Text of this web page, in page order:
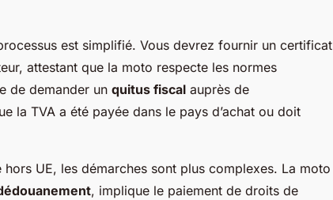
est simplifié. Vous devrez fournir un certificat
attestant que la moto respecte les normes
de demander un quitus fiscal auprès de
la TVA a été payée dans le pays d’achat ou doit
UE, les démarches sont plus complexes. La moto
, implique le paiement de droits de